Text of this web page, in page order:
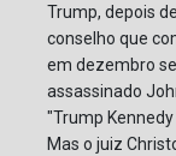
Trump, depois
conselho que
em dezembro
assassinado
"Trump Kennedy
Mas o juiz